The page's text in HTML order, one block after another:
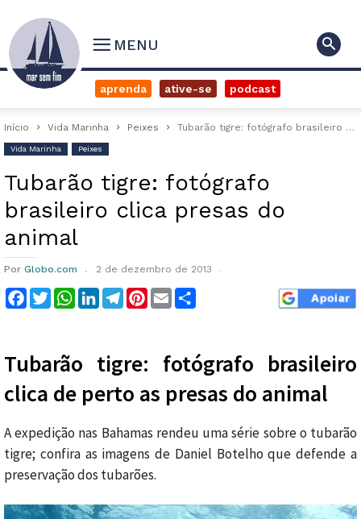
MENU
aprenda ative-se podcast
Início Vida Marinha Peixes Tubarão tigre: fotógrafo brasileiro clica presas do animal
Vida Marinha Peixes
Tubarão tigre: fotógrafo
brasileiro clica presas do
animal
Por Globo.com 2 de dezembro de 2013
Facebook
TwitterWhatsApp
LinkedInTelegram
Pinterest
Email
Tubarão tigre: fotógrafo brasileiro
clica de perto as presas do animal
A expedição nas Bahamas rendeu uma série sobre o tubarão
tigre; confira as imagens de Daniel Botelho que defende a
preservação dos tubarões.